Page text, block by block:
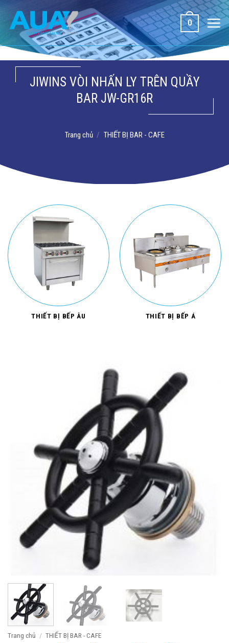
dung
0
JIWINS VÒI NHẤN LY TRÊN QUẦY
BAR JW-GR16R
Trang chủ / THIẾT BỊ BAR - CAFE
THIẾT BỊ BẾP ÂU THIẾT BỊ BẾP Á
Trang chủ / THIẾT BỊ BAR - CAFE